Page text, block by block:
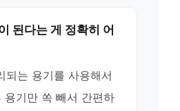
된다는 게 정확히 어
되는 용기를 사용해서
용기만 쏙 빼서 간편하